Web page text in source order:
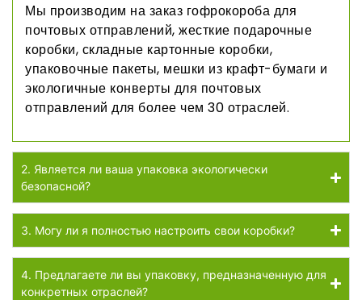
Мы производим на заказ гофрокороба для
почтовых отправлений, жесткие подарочные
коробки, складные картонные коробки,
упаковочные пакеты, мешки из крафт-бумаги и
экологичные конверты для почтовых
отправлений для более чем 30 отраслей.
2. Является ли ваша упаковка экологически
безопасной?
3. Могу ли я полностью настроить свои коробки?
4. Предлагаете ли вы упаковку, предназначенную для
конкретных отраслей?